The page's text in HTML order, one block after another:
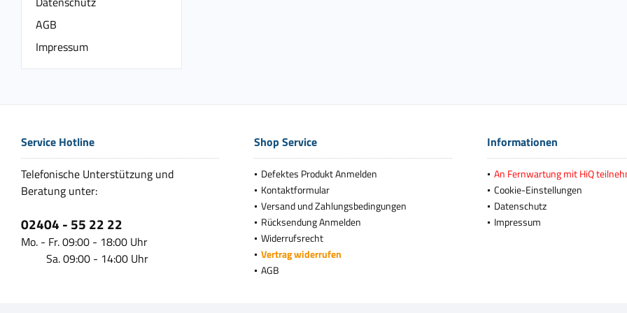
AGB
Impressum
Service Hotline
Telefonische Unterstützung und
Beratung unter:
02404 - 55 22 22
Mo. - Fr. 09:00 - 18:00 Uhr
Sa. 09:00 - 14:00 Uhr
Shop Service
Defektes Produkt Anmelden
Kontaktformular
Versand und Zahlungsbedingungen
Rücksendung Anmelden
Widerrufsrecht
Vertrag widerrufen
AGB
Informationen
An Fernwartung mit HiQ
Cookie-Einstellungen
Datenschutz
Impressum